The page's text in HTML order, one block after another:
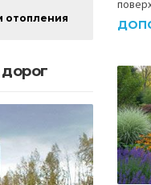
отопления